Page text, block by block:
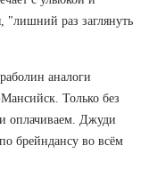
"лишний раз заглянуть
аналоги
Только без
оплачиваем. Джуди
брейндансу во всём